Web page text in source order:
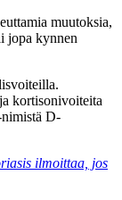
muutoksia,
jopa kynnen
kortisonivoiteita
D-
ilmoittaa, jos